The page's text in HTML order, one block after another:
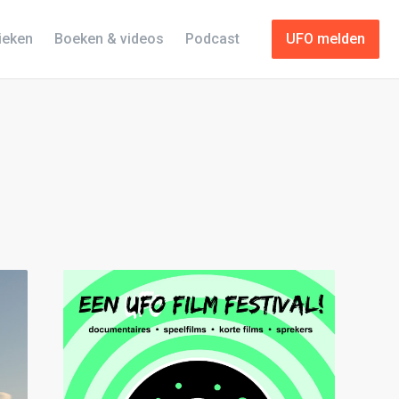
UFO melden
Boeken & videos Podcast